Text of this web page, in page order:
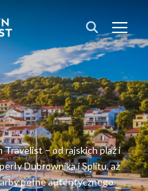
Travelist – od rajskich plaż i
Dubrownika i Splitu, aż
pełne autentycznego